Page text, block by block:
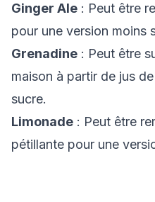
Ginger Ale : Peut être
pour une version moins
Grenadine : Peut être
maison à partir de jus
sucre.
Limonade : Peut être
pétillante pour une